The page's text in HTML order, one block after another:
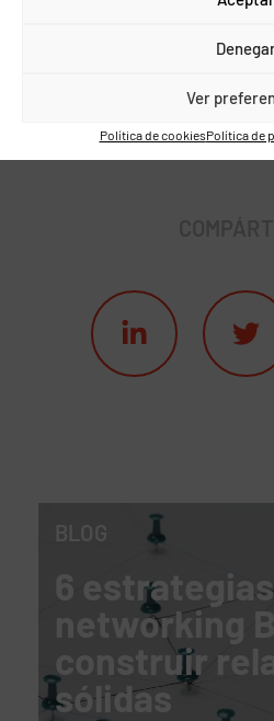
Ver
Política de cookiesPolítica de
6
networking
construir
sólidas